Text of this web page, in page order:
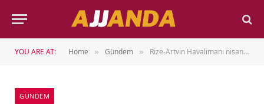
YOU ARE AT: Home » Gündem » Rize-Artvin Havalimanı nisanda 77 bin 895 yolcuya hizmet verdi
GÜNDEM